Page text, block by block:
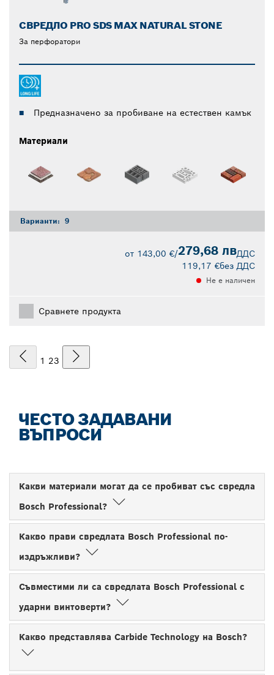
СВРЕДЛО PRO SDS MAX NATURAL STONE
За перфоратори
Предназначено за пробиване на естествен камък
Материали
Варианти: 9
от 143,00 €/279,68 лвДДС
119,17 €без ДДС
Не е наличен
Сравнете продукта
1 23
ЧЕСТО ЗАДАВАНИ
ВЪПРОСИ
Какви материали могат да се пробиват със свредла
Bosch Professional?
Какво прави свредлата Bosch Professional по-
издръжливи?
Съвместими ли са свредлата Bosch Professional с
ударни винтоверти?
Какво представлява Carbide Technology на Bosch?